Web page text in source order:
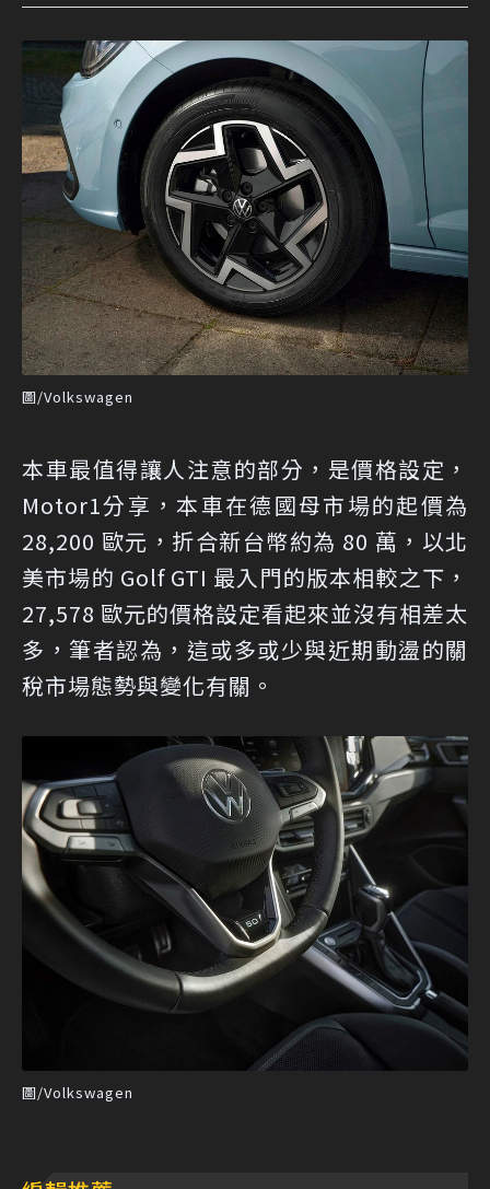
圖/Volkswagen
本車最值得讓人注意的部分，是價格設定，
Motor1分享，本車在德國母市場的起價為
28,200 歐元，折合新台幣約為 80 萬，以北
美市場的 Golf GTI 最入門的版本相較之下，
27,578 歐元的價格設定看起來並沒有相差太
多，筆者認為，這或多或少與近期動盪的關
稅市場態勢與變化有關。
圖/Volkswagen